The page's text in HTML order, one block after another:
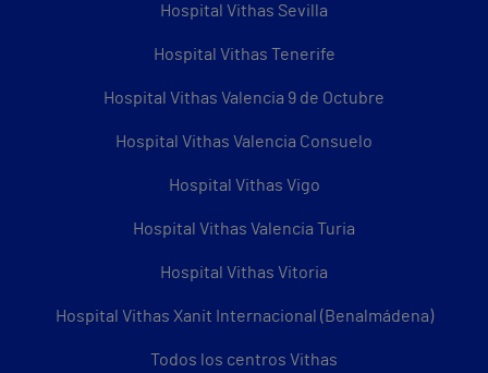
Hospital Vithas Sevilla
Hospital Vithas Tenerife
Hospital Vithas Valencia 9 de Octubre
Hospital Vithas Valencia Consuelo
Hospital Vithas Vigo
Hospital Vithas Valencia Turia
Hospital Vithas Vitoria
Hospital Vithas Xanit Internacional (Benalmádena)
Todos los centros Vithas